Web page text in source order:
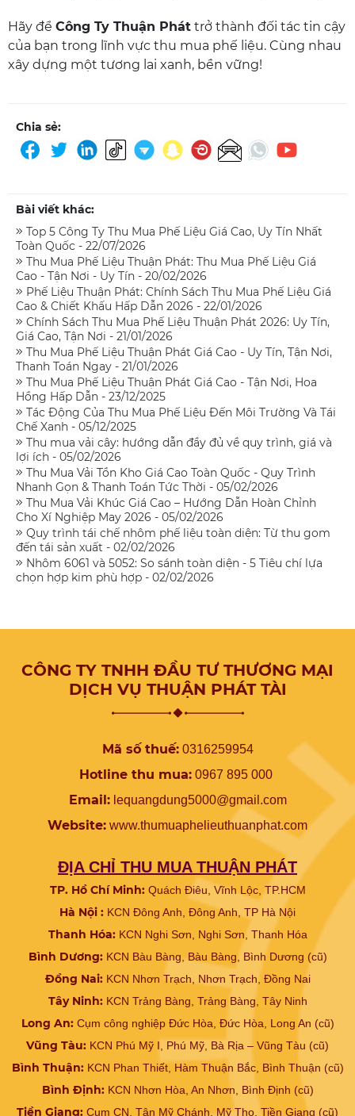
Hãy để Công Ty Thuận Phát trở thành đối tác tin cậy
của bạn trong lĩnh vực thu mua phế liệu. Cùng nhau
xây dựng một tương lai xanh, bền vững!
Chia sẻ:
Bài viết khác:
Top 5 Công Ty Thu Mua Phế Liệu Giá Cao, Uy Tín Nhất
Toàn Quốc - 22/07/2026
Thu Mua Phế Liệu Thuận Phát: Thu Mua Phế Liệu Giá
Cao - Tận Nơi - Uy Tín - 20/02/2026
Phế Liệu Thuận Phát: Chính Sách Thu Mua Phế Liệu Giá
Cao & Chiết Khấu Hấp Dẫn 2026 - 22/01/2026
Chính Sách Thu Mua Phế Liệu Thuận Phát 2026: Uy Tín,
Giá Cao, Tận Nơi - 21/01/2026
Thu Mua Phế Liệu Thuận Phát Giá Cao - Uy Tín, Tận Nơi,
Thanh Toán Ngay - 21/01/2026
Thu Mua Phế Liệu Thuận Phát Giá Cao - Tận Nơi, Hoa
Hồng Hấp Dẫn - 23/12/2025
Tác Động Của Thu Mua Phế Liệu Đến Môi Trường Và Tái
Chế Xanh - 05/12/2025
Thu mua vải cây: hướng dẫn đầy đủ về quy trình, giá và
lợi ích - 05/02/2026
Thu Mua Vải Tồn Kho Giá Cao Toàn Quốc - Quy Trình
Nhanh Gọn & Thanh Toán Tức Thời - 05/02/2026
Thu Mua Vải Khúc Giá Cao – Hướng Dẫn Hoàn Chỉnh
Cho Xí Nghiệp May 2026 - 05/02/2026
Quy trình tái chế nhôm phế liệu toàn diện: Từ thu gom
đến tái sản xuất - 02/02/2026
Nhôm 6061 và 5052: So sánh toàn diện - 5 Tiêu chí lựa
chọn hợp kim phù hợp - 02/02/2026
CÔNG TY TNHH ĐẦU TƯ THƯƠNG MẠI
DỊCH VỤ THUẬN PHÁT TÀI
Mã số thuế:0316259954
Hotline thu mua: 0967 895 000
Email:lequangdung5000@gmail.com
Website: www.thumuaphelieuthuanphat.com
ĐỊA CHỈ THU MUA THUẬN PHÁT
TP. Hồ Chí Minh:Quách Điêu, Vĩnh Lộc, TP.HCM
Hà Nội : KCN Đông Anh, Đông Anh, TP Hà Nội
Thanh Hóa:KCN Nghi Sơn, Nghi Sơn, Thanh Hóa
Bình Dương:KCN Bàu Bàng, Bàu Bàng, Bình Dương (cũ)
Đồng Nai: KCN Nhơn Trạch, Nhơn Trạch, Đồng Nai
Tây Ninh: KCN Trảng Bàng, Trảng Bàng, Tây Ninh
Long An: Cụm công nghiệp Đức Hòa, Đức Hòa, Long An (cũ)
Vũng Tàu: KCN Phú Mỹ I, Phú Mỹ, Bà Rịa – Vũng Tàu (cũ)
Bình Thuận:KCN Phan Thiết, Hàm Thuận Bắc, Bình Thuận (cũ)
Bình Định: KCN Nhơn Hòa, An Nhơn, Bình Định (cũ)
Tiền Giang: Cụm CN, Tân Mỹ Chánh, Mỹ Tho, Tiền Giang (cũ)